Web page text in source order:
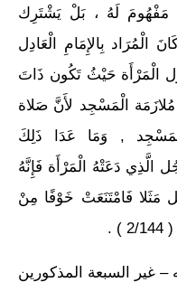
مَفْهُومَ لَهُ ، بَلْ يَشْتَرِك
الْمُرَاد بِالإِمَامِ الْعَادِل
الْمَرْأَة حَيْثُ تَكُون ذَاتَ
الْمَسْجِد لأَنَّ صَلاة
, وَمَا عَدَا ذَلِكَ
الَّذِي دَعَتْهُ الْمَرْأَة فَإِنَّهُ
مَثَلا فَامْتَنَعَتْ خَوْفًا مِنْ
.
غير السبعة المذكورين